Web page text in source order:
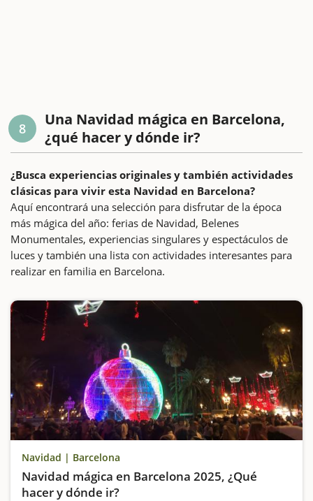
8
Una Navidad mágica en Barcelona,
¿qué hacer y dónde ir?
¿Busca experiencias originales y también actividades
clásicas para vivir esta Navidad en Barcelona?
Aquí encontrará una selección para disfrutar de la época
más mágica del año: ferias de Navidad, Belenes
Monumentales, experiencias singulares y espectáculos de
luces y también una lista con actividades interesantes para
realizar en familia en Barcelona.
Navidad | Barcelona
Navidad mágica en Barcelona 2025, ¿Qué
hacer y dónde ir?